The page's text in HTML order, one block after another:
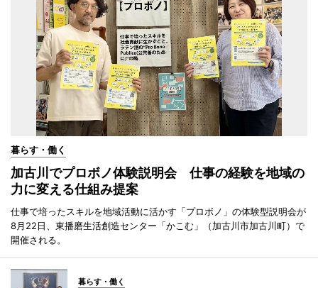
暮らす・働く
加古川でプロボノ体験説明会 仕事の経験を地域の
力に変える仕組み提案
仕事で培ったスキルを地域活動に活かす「プロボノ」の体験型説明会が
8月22日、東播磨生活創造センター「かこむ」（加古川市加古川町）で
開催される。
暮らす・働く